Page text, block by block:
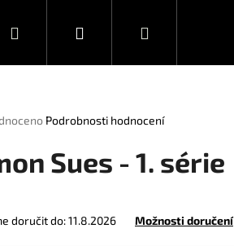
Novinky Ediční plán
Přihlášení
Podrobnosti hodnocení
Sues - 1. série
doručit do:11.8.2026 Možnosti doručení